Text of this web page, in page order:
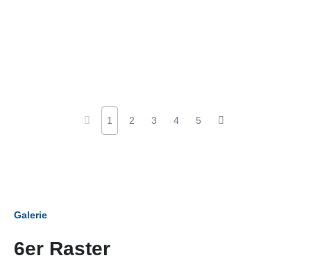
1 2 3 4 5
Galerie
6er Raster